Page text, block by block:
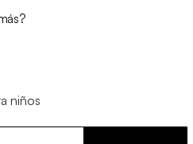
niños